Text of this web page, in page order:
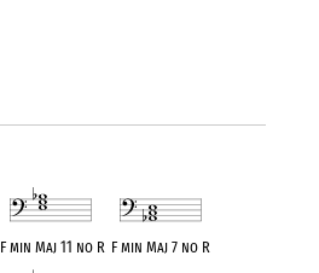
F min Maj 11 no R F min Maj 7 no R